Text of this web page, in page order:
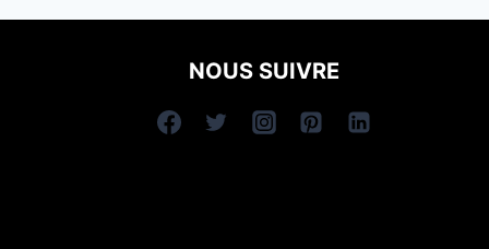
NOUS SUIVRE